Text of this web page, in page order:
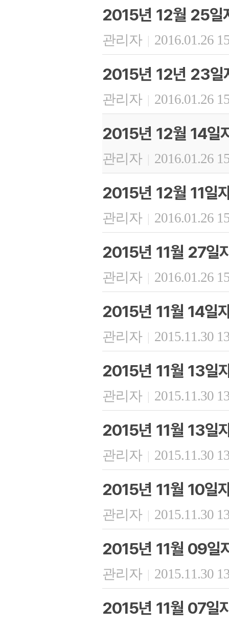
2015년 12월 25일
관리자 | 2016.01.26
2015년 12년 23일
관리자 | 2016.01.26
2015년 12월 14일
관리자 | 2016.01.26
2015년 12월 11일
관리자 | 2016.01.26
2015년 11월 27일
관리자 | 2016.01.26
2015년 11월 14일
관리자 | 2015.11.30
2015년 11월 13일
관리자 | 2015.11.30
2015년 11월 13일
관리자 | 2015.11.30
2015년 11월 10일
관리자 | 2015.11.30
2015년 11월 09일
관리자 | 2015.11.30
2015년 11월 07일